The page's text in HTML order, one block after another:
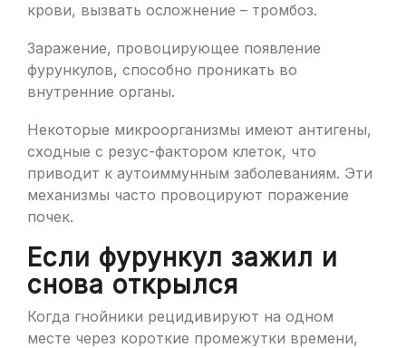
крови, вызвать осложнение – тромбоз.
Заражение, провоцирующее появление
фурункулов, способно проникать во
внутренние органы.
Некоторые микроорганизмы имеют антигены,
сходные с резус-фактором клеток, что
приводит к аутоиммунным заболеваниям. Эти
механизмы часто провоцируют поражение
почек.
Если фурункул зажил и
снова открылся
Когда гнойники рецидивируют на одном
месте через короткие промежутки времени,